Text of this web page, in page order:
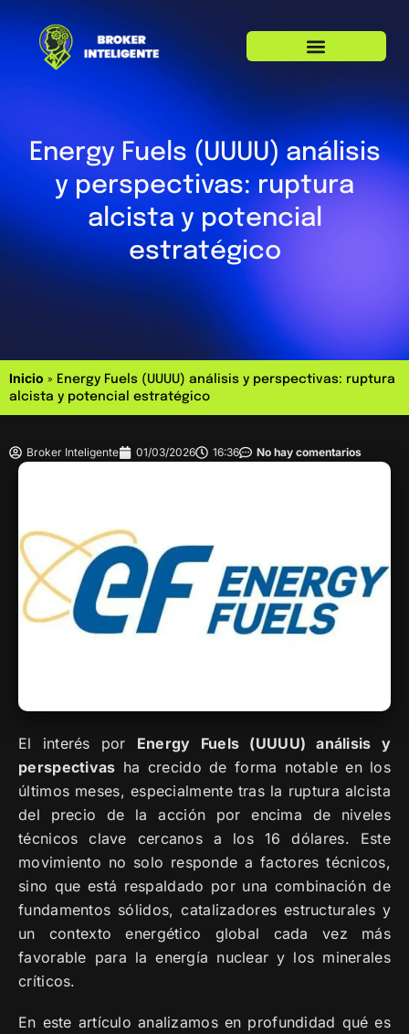
Energy Fuels (UUUU) análisis
y perspectivas: ruptura
alcista y potencial
estratégico
Inicio » Energy Fuels (UUUU) análisis y perspectivas: ruptura
alcista y potencial estratégico
Broker Inteligente 01/03/2026 16:36 No hay comentarios
El interés por Energy Fuels (UUUU) análisis y
perspectivas ha crecido de forma notable en los
últimos meses, especialmente tras la ruptura alcista
del precio de la acción por encima de niveles
técnicos clave cercanos a los 16 dólares. Este
movimiento no solo responde a factores técnicos,
sino que está respaldado por una combinación de
fundamentos sólidos, catalizadores estructurales y
un contexto energético global cada vez más
favorable para la energía nuclear y los minerales
críticos.
En este artículo analizamos en profundidad qué es